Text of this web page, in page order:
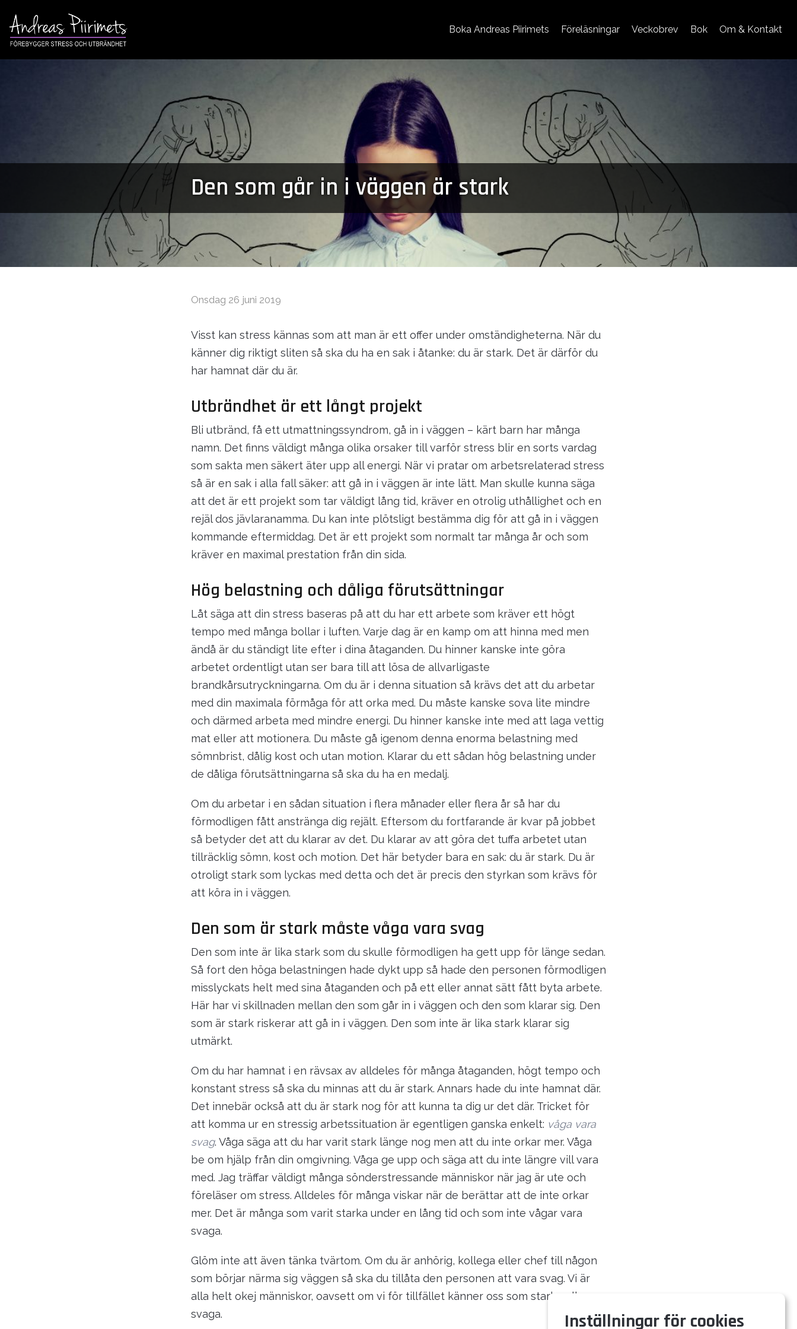
Boka Andreas Piirimets Föreläsningar Veckobrev Bok Om & Kontakt
Den som går in i väggen är stark
Onsdag 26 juni 2019
Visst kan stress kännas som att man är ett offer under omständigheterna. När du
känner dig riktigt sliten så ska du ha en sak i åtanke: du är stark. Det är därför du
har hamnat där du är.
Utbrändhet är ett långt projekt
Bli utbränd, få ett utmattningssyndrom, gå in i väggen – kärt barn har många
namn. Det finns väldigt många olika orsaker till varför stress blir en sorts vardag
som sakta men säkert äter upp all energi. När vi pratar om arbetsrelaterad stress
så är en sak i alla fall säker: att gå in i väggen är inte lätt. Man skulle kunna säga
att det är ett projekt som tar väldigt lång tid, kräver en otrolig uthållighet och en
rejäl dos jävlaranamma. Du kan inte plötsligt bestämma dig för att gå in i väggen
kommande eftermiddag. Det är ett projekt som normalt tar många år och som
kräver en maximal prestation från din sida.
Hög belastning och dåliga förutsättningar
Låt säga att din stress baseras på att du har ett arbete som kräver ett högt
tempo med många bollar i luften. Varje dag är en kamp om att hinna med men
ändå är du ständigt lite efter i dina åtaganden. Du hinner kanske inte göra
arbetet ordentligt utan ser bara till att lösa de allvarligaste
brandkårsutryckningarna. Om du är i denna situation så krävs det att du arbetar
med din maximala förmåga för att orka med. Du måste kanske sova lite mindre
och därmed arbeta med mindre energi. Du hinner kanske inte med att laga vettig
mat eller att motionera. Du måste gå igenom denna enorma belastning med
sömnbrist, dålig kost och utan motion. Klarar du ett sådan hög belastning under
de dåliga förutsättningarna så ska du ha en medalj.
Om du arbetar i en sådan situation i flera månader eller flera år så har du
förmodligen fått anstränga dig rejält. Eftersom du fortfarande är kvar på jobbet
så betyder det att du klarar av det. Du klarar av att göra det tuffa arbetet utan
tillräcklig sömn, kost och motion. Det här betyder bara en sak: du är stark. Du är
otroligt stark som lyckas med detta och det är precis den styrkan som krävs för
att köra in i väggen.
Den som är stark måste våga vara svag
Den som inte är lika stark som du skulle förmodligen ha gett upp för länge sedan.
Så fort den höga belastningen hade dykt upp så hade den personen förmodligen
misslyckats helt med sina åtaganden och på ett eller annat sätt fått byta arbete.
Här har vi skillnaden mellan den som går in i väggen och den som klarar sig. Den
som är stark riskerar att gå in i väggen. Den som inte är lika stark klarar sig
utmärkt.
Om du har hamnat i en rävsax av alldeles för många åtaganden, högt tempo och
konstant stress så ska du minnas att du är stark. Annars hade du inte hamnat där.
Det innebär också att du är stark nog för att kunna ta dig ur det där. Tricket för
att komma ur en stressig arbetssituation är egentligen ganska enkelt: våga vara
svag. Våga säga att du har varit stark länge nog men att du inte orkar mer. Våga
be om hjälp från din omgivning. Våga ge upp och säga att du inte längre vill vara
med. Jag träffar väldigt många sönderstressande människor när jag är ute och
föreläser om stress. Alldeles för många viskar när de berättar att de inte orkar
mer. Det är många som varit starka under en lång tid och som inte vågar vara
svaga.
Glöm inte att även tänka tvärtom. Om du är anhörig, kollega eller chef till någon
som börjar närma sig väggen så ska du tillåta den personen att vara svag. Vi är
alla helt okej människor, oavsett om vi för tillfället känner oss som starka eller
svaga.
Inställningar för cookies